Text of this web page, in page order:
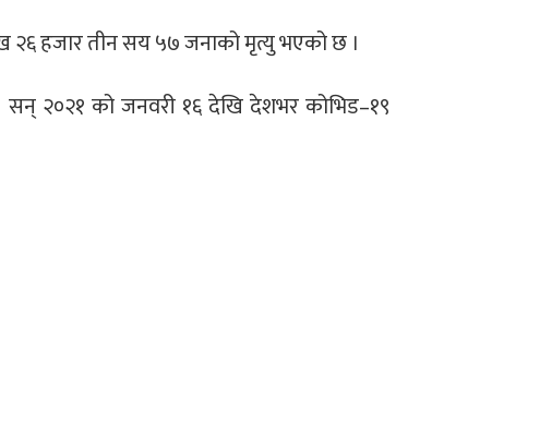
२६ हजार तीन सय ५७ जनाको मृत्यु भएको छ ।
सन् २०२१ को जनवरी १६ देखि देशभर कोभिड–१९